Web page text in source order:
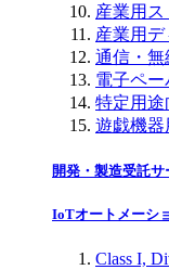
産業用ス
産業用
通信・無
電子ペー
特定用途
遊戯機器
開発・製造受託サ
IoTオートメーシ
Class I,